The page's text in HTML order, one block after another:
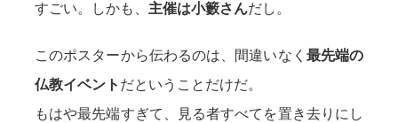
すごい。しかも、 主催は小籔さんだし。
このポスターから伝わるのは、間違いなく 最先端の
仏教イベント だということだけだ。
もはや最先端すぎて、見る者すべてを置き去りにし